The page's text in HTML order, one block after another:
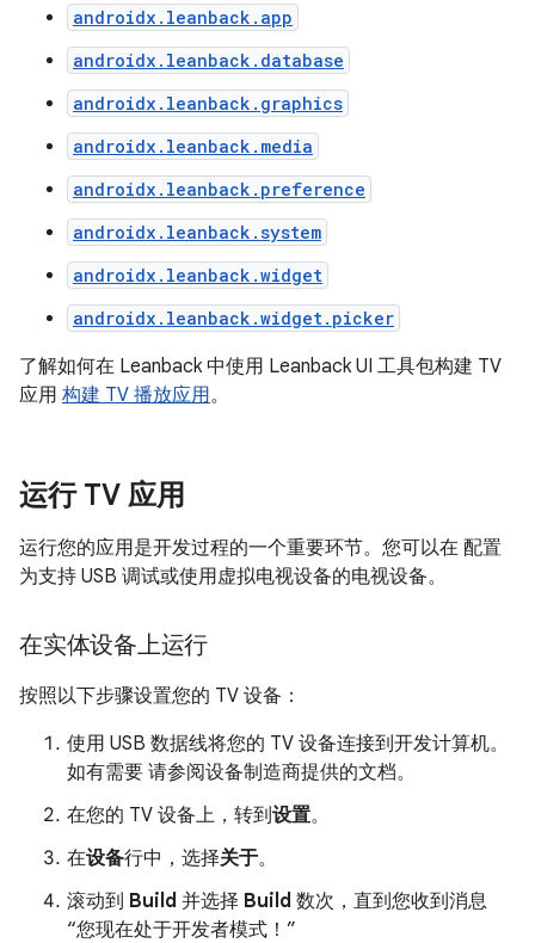
androidx.leanback.app
androidx.leanback.database
androidx.leanback.graphics
androidx.leanback.media
androidx.leanback.preference
androidx.leanback.system
androidx.leanback.widget
androidx.leanback.widget.picker
了解如何在 Leanback 中使用 Leanback UI 工具包构建 TV
应用 构建 TV 播放应用。
运行 TV 应用
运行您的应用是开发过程的一个重要环节。您可以在 配置
为支持 USB 调试或使用虚拟电视设备的电视设备。
在实体设备上运行
按照以下步骤设置您的 TV 设备：
使用 USB 数据线将您的 TV 设备连接到开发计算机。
如有需要 请参阅设备制造商提供的文档。
在您的 TV 设备上，转到设置。
在设备行中，选择关于。
滚动到 Build 并选择 Build 数次，直到您收到消息
“您现在处于开发者模式！”